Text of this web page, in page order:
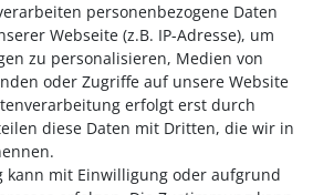
€
personenbezogene Daten
Webseite (z.B. IP-Adresse), um
zu personalisieren, Medien von
oder Zugriffe auf unsere Website
erfolgt erst durch
diese Daten mit Dritten, die wir in
kann mit Einwilligung oder aufgrund